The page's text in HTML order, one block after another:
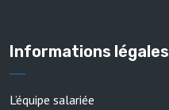
Informations légales
L’équipe salariée